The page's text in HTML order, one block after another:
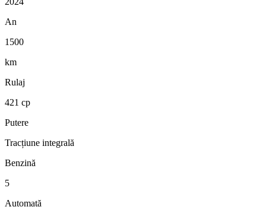
An
1500
km
Rulaj
421 cp
Putere
Tracțiune integrală
Benzină
5
Automată